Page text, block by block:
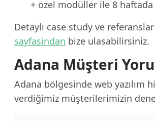
+ özel modüller ile 8
Detaylı case study ve
sayfasindan bize ulasabilirsiniz.
Adana Müşteri
Adana bölgesinde web yazılım
verdiğimiz müşterilerimizin